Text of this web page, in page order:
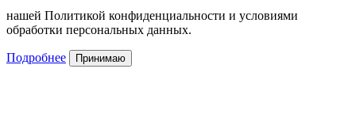
нашей Политикой конфиденциальности и условиями
обработки персональных данных.
Подробнее Принимаю